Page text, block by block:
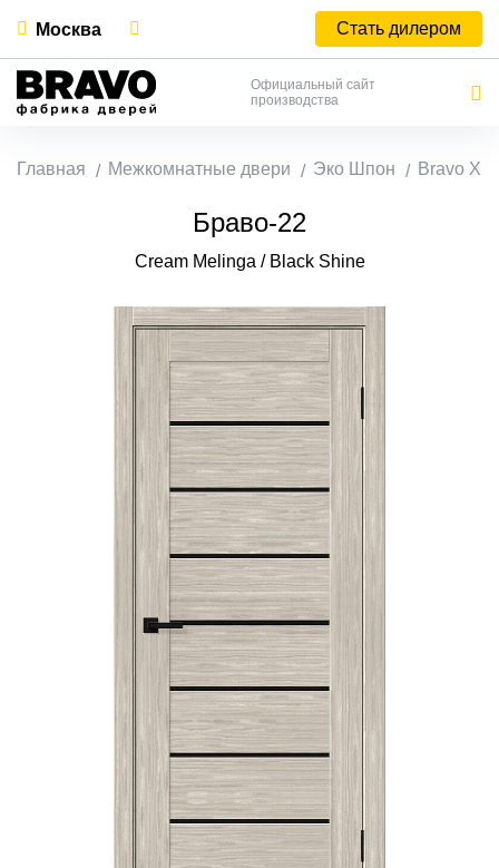
Москва Стать дилером
Официальный сайт
производства
Главная Межкомнатные двери Эко Шпон Bravo X
Браво-22
Cream Melinga / Black Shine